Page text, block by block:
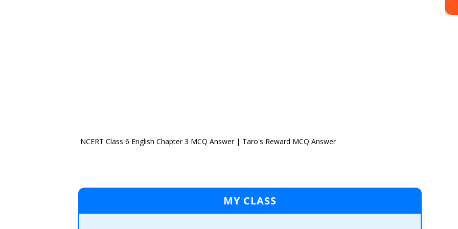
NCERT Class 6 English Chapter 3 MCQ Answer | Taro's Reward MCQ Answer
MY CLASS